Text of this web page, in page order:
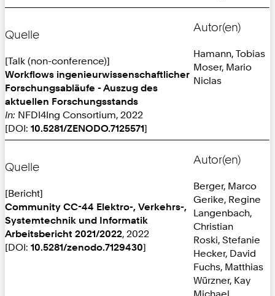
Quelle
[Talk (non-conference)]
Workflows ingenieurwissenschaftlicher
Forschungsabläufe - Auszug des
aktuellen Forschungsstands
In: NFDI4Ing Consortium, 2022
[DOI: 10.5281/ZENODO.7125571]
Autor(en)
Hamann, Tobias
Moser, Mario
Niclas
Quelle
[Bericht]
Community CC-44 Elektro-, Verkehrs-,
Systemtechnik und Informatik
Arbeitsbericht 2021/2022, 2022
[DOI: 10.5281/zenodo.7129430]
Autor(en)
Berger, Marco
Gerike, Regine
Langenbach,
Christian
Roski, Stefanie
Hecker, David
Fuchs, Matthias
Würzner, Kay
Michael